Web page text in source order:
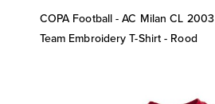
COPA Football - AC Milan CL 2003
Team Embroidery T-Shirt - Rood